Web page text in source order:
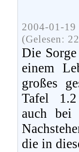
2004-01-
(Gelesen:
Die
einem
großes
Tafel 1.2
auch bei
die in